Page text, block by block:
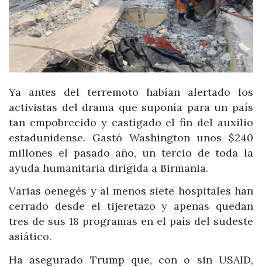
Ya antes del terremoto habían alertado los
activistas del drama que suponía para un país
tan empobrecido y castigado el fin del auxilio
estadunidense. Gastó Washington unos $240
millones el pasado año, un tercio de toda la
ayuda humanitaria dirigida a Birmania.
Varias oenegés y al menos siete hospitales han
cerrado desde el tijeretazo y apenas quedan
tres de sus 18 programas en el país del sudeste
asiático.
Ha asegurado Trump que, con o sin USAID,